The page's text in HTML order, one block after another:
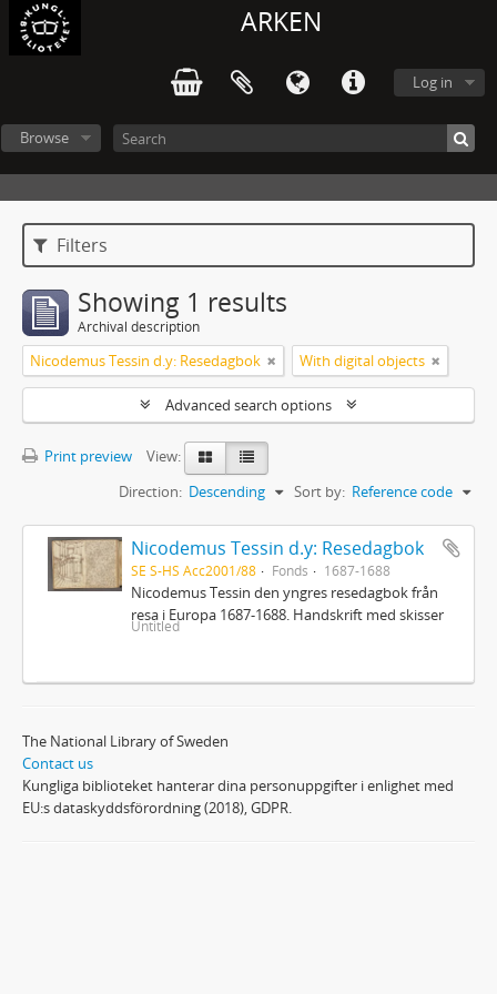
ARKEN
Log in
Browse
Filters
Showing 1 results
Archival description
Nicodemus Tessin d.y: Resedagbok With digital objects
Advanced search options
Print preview
View:
Sort by: Reference code
Direction: Descending
Nicodemus Tessin d.y: Resedagbok
SE S-HS Acc2001/88 Fonds 1687-1688
Nicodemus Tessin den yngres resedagbok från
resa i Europa 1687-1688. Handskrift med skisser
Untitled
The National Library of Sweden
Contact us
Kungliga biblioteket hanterar dina personuppgifter i enlighet med
EU:s dataskyddsförordning (2018), GDPR.